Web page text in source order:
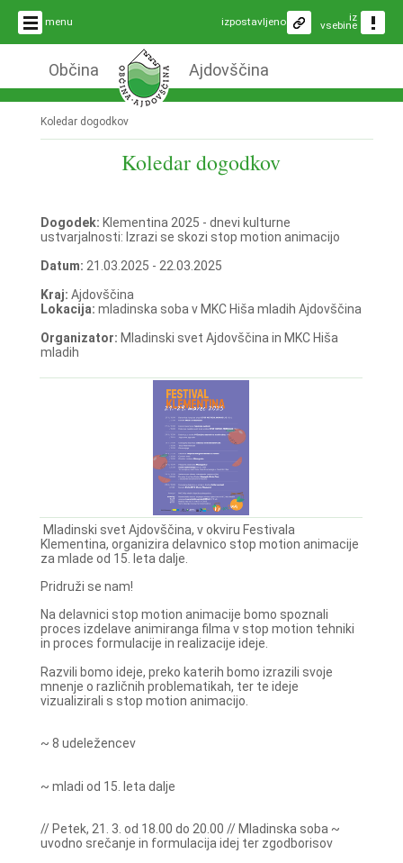
menu iz
vsebine
izpostavljeno
Občina Ajdovščina
Koledar dogodkov
Koledar dogodkov
Dogodek: Klementina 2025 - dnevi kulturne
ustvarjalnosti: Izrazi se skozi stop motion animacijo
Datum: 21.03.2025 - 22.03.2025
Kraj: Ajdovščina
Lokacija: mladinska soba v MKC Hiša mladih Ajdovščina
Organizator: Mladinski svet Ajdovščina in MKC Hiša
mladih
Mladinski svet Ajdovščina, v okviru Festivala
Klementina, organizira delavnico stop motion animacije
za mlade od 15. leta dalje.
Pridruži se nam!
Na delavnici stop motion animacije bomo spoznali
proces izdelave animiranga filma v stop motion tehniki
in proces formulacije in realizacije ideje.
Razvili bomo ideje, preko katerih bomo izrazili svoje
mnenje o različnih problematikah, ter te ideje
vizualizirali s stop motion animacijo.
~ 8 udeležencev
~ mladi od 15. leta dalje
// Petek, 21. 3. od 18.00 do 20.00 // Mladinska soba ~
uvodno srečanje in formulacija idej ter zgodborisov